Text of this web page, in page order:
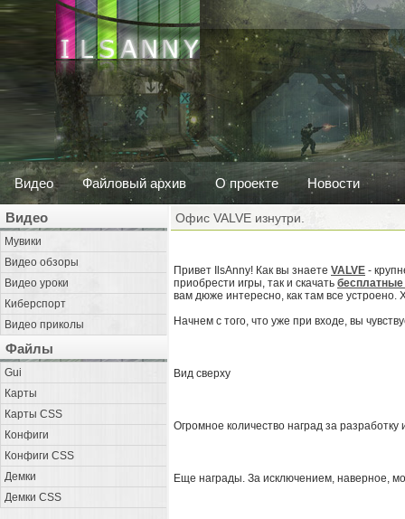
Видео Файловый архив О проекте Новости
Видео
Мувики
Видео обзоры
Видео уроки
Киберспорт
Видео приколы
Файлы
Gui
Карты
Карты CSS
Конфиги
Конфиги CSS
Демки
Демки CSS
Офис VALVE изнутри.
Привет IlsAnny! Как вы знаете VALVE -
приобрести игры, так и скачать бесплатные
вам дюже интересно, как там все устроено.
Начнем с того, что уже при входе, вы
Вид сверху
Огромное количество наград за разработку
Еще награды. За исключением, наверное,